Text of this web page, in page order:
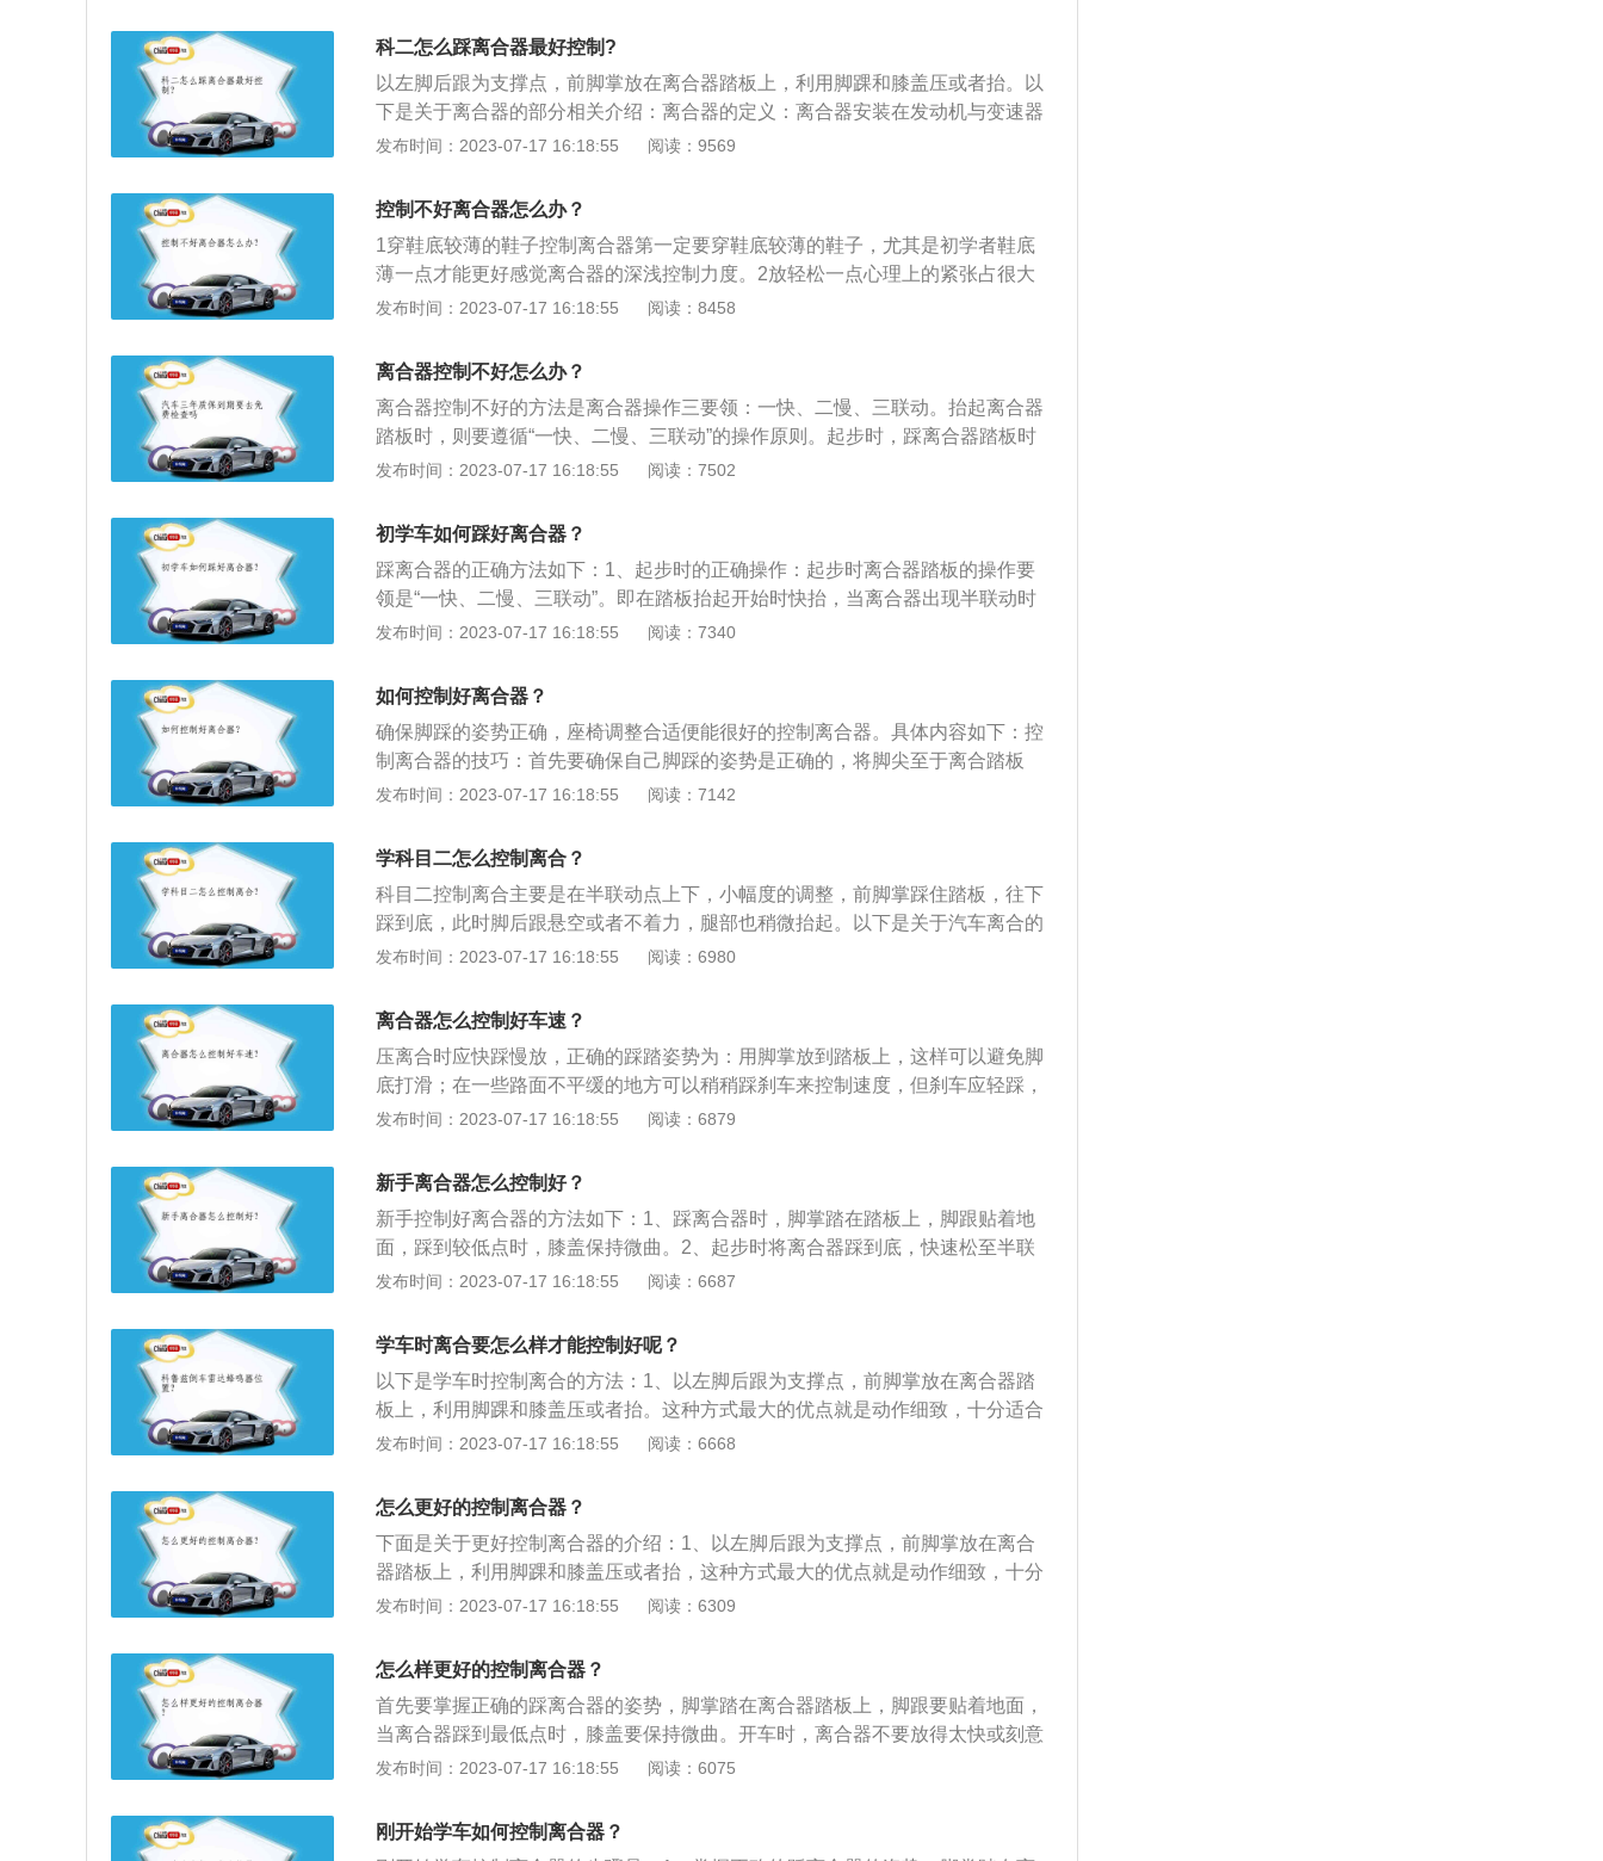
送，此时右手挂上档位，左脚离合根据车子的速度慢抬还是快抬，右脚油门慢慢
踩进去，此时左脚完全松开，注意左脚不要放在离合上面，只剩下右脚加油，换
挡时如此反复即可。6、当科目三靠边停车时，先不急踩离合，只需要右脚轻踩
直至停止，再把档位挂到空挡，拉起手刹即可。
车在速度和速度之间的卡点位置不同；车内有顿挫感，说明离合器第一快放位置
太高；在离合器等待第二阶段，慢慢平稳放下；踏步和推杆的速度需要更多的练
习和控制。
科二怎么踩离合器最好控制?
以左脚后跟为支撑点，前脚掌放在离合器踏板上，利用脚踝和膝盖压或者抬。以
下是关于离合器的部分相关介绍：离合器的定义：离合器安装在发动机与变速器
之间，是汽车传动系中直接与发动机相联系的总成件。通常离合器与发动机曲轴
器的组成：离合器由摩擦片、弹簧片、压盘以及动力输出轴组成。离合器位于发
动机与变速箱之间，用来将发动机飞轮上储存的力矩传递给变速箱，以保证车辆
在不同的行驶状况下传递给驱动轮适量的驱动力和扭矩，属于动力总成的范畴。
在半联动的时候，离合器的动力输入端与动力输出端允许有转速差，也就是通过
其转速差来实现传递适量的动力。
发布时间：2023-07-17 16:18:55 阅读：9569
控制不好离合器怎么办？
1穿鞋底较薄的鞋子控制离合器第一定要穿鞋底较薄的鞋子，尤其是初学者鞋底
薄一点才能更好感觉离合器的深浅控制力度。2放轻松一点心理上的紧张占很大
的一部分，只要放轻松一点毕竟以后是要开车上路的人心理素质也是现在必备的
发布时间：2023-07-17 16:18:55 阅读：8458
离合器控制不好怎么办？
离合器控制不好的方法是离合器操作三要领：一快、二慢、三联动。抬起离合器
踏板时，则要遵循“一快、二慢、三联动”的操作原则。起步时，踩离合器踏板时
动作要利落，一脚到底，使离合器彻底分离。离合器工作过程有以下3点：1、工
对压盘的压力使离合器的主、从动部分压紧，即离合器处于接合状态；2、分离
过程：踩下离合器踏板，踏板左移，推杆左移，通过缸、工作缸推动膜片弹簧分
离板左移，受此影响膜片弹簧又以固定在离合器盖上的支承销为支点使大端向右
移动，同时经分离板的作用拉压盘右移；3、接合过程：松开离合器踏板，踏板
恢复到原位，接合过程操纵机构的移动是分离过程的逆过程，当分离轴承与膜片
过程结束，离合器恢复传递动力功能。
发布时间：2023-07-17 16:18:55 阅读：7502
初学车如何踩好离合器？
踩离合器的正确方法如下：1、起步时的正确操作：起步时离合器踏板的操作要
领是“一快、二慢、三联动”。即在踏板抬起开始时快抬，当离合器出现半联动时
（此时发动机的声音有变化），踏板抬起的速度稍慢，由联动到完全结合的过
油门踏板，使汽车平稳起步。2、换挡时的正确操作：在行车中换挡时，操纵离
合器踏板应迅速踩下并抬起，不要出现较长半联动现象，否则，会加速离合器的
磨损。另外，操作时要注意与油门配合。为使换档平顺，减轻变速器换挡机构和
离合器的磨损，提倡使用“两脚离合器换挡法”。这种方法虽然操作较复杂，却是
省车省钱的好方法。3、刹车时的正确使用：在汽车的行车中，除低速制动停车
车中制动停车的操纵方法是先踩下制动踏板，然后再踩下离合器踏板，使汽车平
稳地停下来。
发布时间：2023-07-17 16:18:55 阅读：7340
如何控制好离合器？
确保脚踩的姿势正确，座椅调整合适便能很好的控制离合器。具体内容如下：控
制离合器的技巧：首先要确保自己脚踩的姿势是正确的，将脚尖至于离合踏板
处，脚跟在地面上自然靠着，要保证完全踩下离合踏板时，大腿跟小腿能够呈自
下离合踏板时腿不够长，此时脚后跟还在原地不动，只用脚尖踩踏板，这样很容
易造成力量不够而打滑，所以座椅的调整也很重要。其次就是离合的抬放，也是
最容易造成熄火的操作。抬离合时在开始的阶段可以快速抬起一段距离，这段距
离也叫自由行程。在靠近半联动点时能够感觉到脚部的压力增大，此时放慢抬起
的速度，稍作停顿后再慢慢放开。当踩到半联动点，学员能够感觉到车辆抖动，
车时把脚长时间放在离合器踏板上，很容易造成离合器打滑、离合器片烧蚀等现
象，严重时甚至使离合器压盘、飞轮端面烧蚀拉伤，导致离合器压紧弹簧退火等
故障。同时，还会导致费油、费车，增加行车费用。
发布时间：2023-07-17 16:18:55 阅读：7142
学科目二怎么控制离合？
科目二控制离合主要是在半联动点上下，小幅度的调整，前脚掌踩住踏板，往下
踩到底，此时脚后跟悬空或者不着力，腿部也稍微抬起。以下是关于汽车离合的
部分介绍：1、离合器：离合器位于发动机和变速箱之间的飞轮壳内，用螺钉将
抬离合的原理：“一慢、二快、三联动”，刚一踩下时要快，并且要一次性踩到
底，向上抬时自由行程时要快，临近接触时要慢，到达半联动点时要稍做停顿，
然后再放开，就是这个过程。
发布时间：2023-07-17 16:18:55 阅读：6980
离合器怎么控制好车速？
压离合时应快踩慢放，正确的踩踏姿势为：用脚掌放到踏板上，这样可以避免脚
底打滑；在一些路面不平缓的地方可以稍稍踩刹车来控制速度，但刹车应轻踩，
过程中逐渐加力，切忌急刹车；起步先慢抬离合至半联动，然后松刹车直到车慢
车传动系中直接与发动机相联系的总成件。通常离合器与发动机曲轴的飞轮组安
装在一起，是发动机与汽车传动系之间切断和传递动力的部件。汽车从起步到正
常行驶的整个过程中，驾驶员可根据需要操纵离合器，使发动机和传动系暂时分
离或逐渐接合，以切断或传递发动机向传动系输出的动力。2、作用：它的作用
是使发动机与变速器之间能逐渐接合，从而保证汽车平稳起步；暂时切断发动机
分离作用，防止变速器等传动系统过载，从而起到一定的保护作用。
发布时间：2023-07-17 16:18:55 阅读：6879
新手离合器怎么控制好？
新手控制好离合器的方法如下：1、踩离合器时，脚掌踏在踏板上，脚跟贴着地
面，踩到较低点时，膝盖保持微曲。2、起步时将离合器踩到底，快速松至半联
动状态，慢加油门的同时慢松离合器。3、换挡时车速达到要求后迅速踩下离合
变速器之间，是汽车传动系中直接与发动机相联系的总成件。2、离合器的作用
是切断发动机和变速箱之间的动力，有利于起步、变速、停车。
发布时间：2023-07-17 16:18:55 阅读：6687
学车时离合要怎么样才能控制好呢？
以下是学车时控制离合的方法：1、以左脚后跟为支撑点，前脚掌放在离合器踏
板上，利用脚踝和膝盖压或者抬。这种方式最大的优点就是动作细致，十分适合
初学者去感受半联动状态。考试控制速度及起步，这样踩离合比较稳妥。2、抬
不好控制甚至滑动导致熄火。以下为要用到离合的情况及注意事项：1、起步：
科二起步不需要用到油门，所以通过离合来让车辆前行。不要一下子把离合松
开，若起步熄火直接扣10分则会影响考生接下来的发挥；抬离合遵循“一快二慢三
联动”，即一开始快抬，当感觉即将到半联动的临界点时速度放慢，找到联动点。
2、控制速度：别看场地驾驶速度慢，稍稍快一点就会来不及看点。所以在用离
否则容易中途熄火。方向盘打死时，有意识地松一点离合，为车轮预留一点空
间。3、换挡：挂一挡和倒挡时，顺序是先离合刹车到底，再挂挡。如果第一次
没有挂进挡，可以把离合松开，第二次踩到底进行挂挡。4、停车：无论科二还
发布时间：2023-07-17 16:18:55 阅读：6668
怎么更好的控制离合器？
下面是关于更好控制离合器的介绍：1、以左脚后跟为支撑点，前脚掌放在离合
器踏板上，利用脚踝和膝盖压或者抬，这种方式最大的优点就是动作细致，十分
适合初学者去感受半联动状态。2、抬离合时，脚后跟可以稍微后移，避免离合
空，利用大腿的力度“蹬”离合，这种踩法比较适合能快速找准半联动的熟手。
发布时间：2023-07-17 16:18:55 阅读：6309
怎么样更好的控制离合器？
首先要掌握正确的踩离合器的姿势，脚掌踏在离合器踏板上，脚跟要贴着地面，
当离合器踩到最低点时，膝盖要保持微曲。开车时，离合器不要放得太快或刻意
将发动机转数提升得过高，这会加速离合器的损耗。永远在踩低离合器时才换
先将离合器迅速踩下，然后快速松开至半联动状态，与此同时稍加油门，提高汽
车转速，再慢慢轻抬离合器，在进入全联动时要稍微停顿一下；2.汽车换档时
发布时间：2023-07-17 16:18:55 阅读：6075
刚开始学车如何控制离合器？